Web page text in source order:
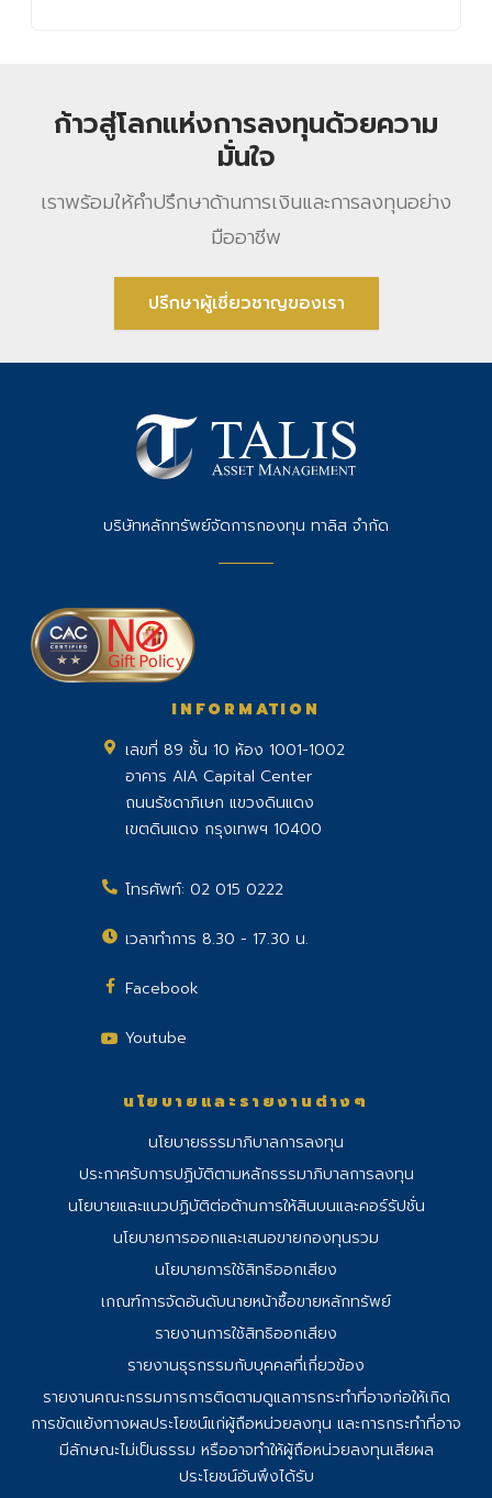
ก้าวสู่โลกแห่งการลงทุนด้วยความ
มั่นใจ
เราพร้อมให้คําปรึกษาด้านการเงินและการลงทุนอย่าง
มืออาชีพ
ปรึกษาผู้เชี่ยวชาญของเรา
บริษัทหลักทรัพย์จัดการกองทุน ทาลิส จำกัด
INFORMATION
เลขที่ 89 ชั้น 10 ห้อง 1001-1002
อาคาร AIA Capital Center
ถนนรัชดาภิเษก แขวงดินแดง
เขตดินแดง กรุงเทพฯ 10400
โทรศัพท์: 02 015 0222
เวลาทำการ 8.30 - 17.30 น.
Facebook
Youtube
นโยบายและรายงานต่างๆ
นโยบายธรรมาภิบาลการลงทุน
ประกาศรับการปฏิบัติตามหลักธรรมาภิบาลการลงทุน
นโยบายและแนวปฏิบัติต่อต้านการให้สินบนและคอร์รัปชั่น
นโยบายการออกและเสนอขายกองทุนรวม
นโยบายการใช้สิทธิออกเสียง
เกณฑ์การจัดอันดับนายหน้าซื้อขายหลักทรัพย์
รายงานการใช้สิทธิออกเสียง
รายงานธุรกรรมกับบุคคลที่เกี่ยวข้อง
รายงานคณะกรรมการการติดตามดูแลการกระทําที่อาจก่อให้เกิด
การขัดแย้งทางผลประโยชน์แก่ผู้ถือหน่วยลงทุน และการกระทําที่อาจ
มีลักษณะไม่เป็นธรรม หรืออาจทําให้ผู้ถือหน่วยลงทุนเสียผล
ประโยชน์อันพึงได้รับ